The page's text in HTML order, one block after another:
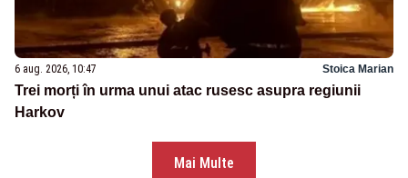
6 aug. 2026, 10:47 Stoica Marian
Trei morți în urma unui atac rusesc asupra regiunii
Harkov
Mai Multe